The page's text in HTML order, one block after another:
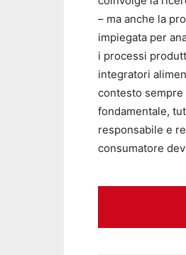
– ma anche la
impiegata per
i processi
integratori
contesto sempre
fondamentale,
responsabile e
consumatore